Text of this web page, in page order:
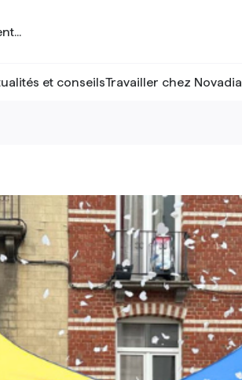
et conseilsTravailler chez Novadia